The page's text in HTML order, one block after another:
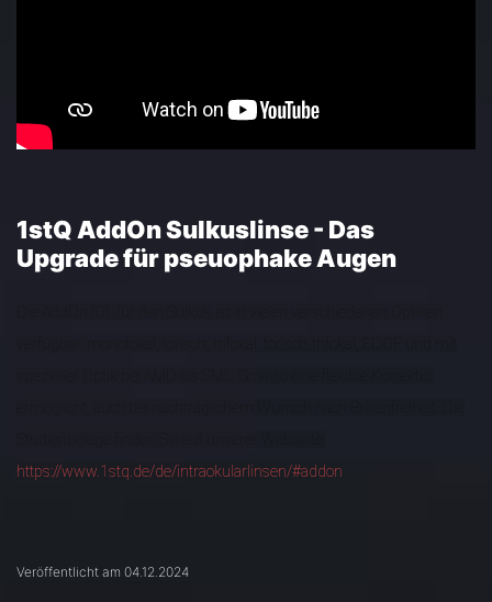
1stQ AddOn Sulkuslinse - Das
Upgrade für pseuophake Augen
https://www.1stq.de/de/intraokularlinsen/#addon
Veröffentlicht am 04.12.2024